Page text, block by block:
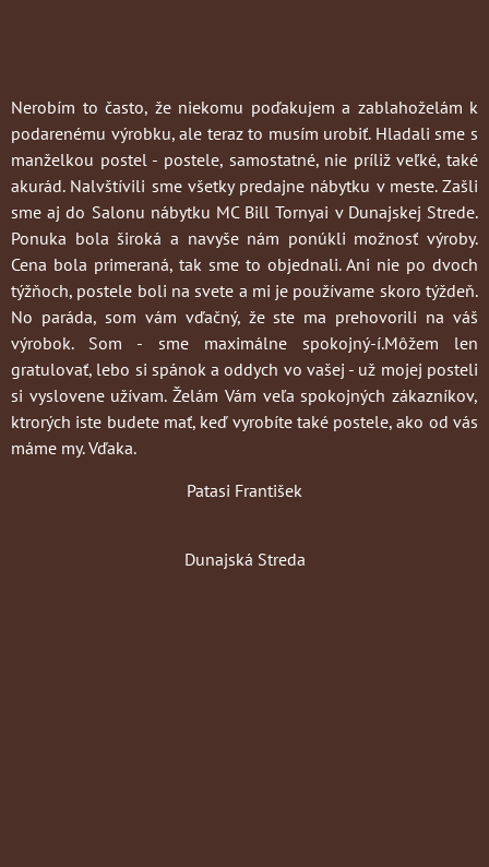
Nerobím to často, že niekomu poďakujem a zablahoželám k
podarenému výrobku, ale teraz to musím urobiť. Hladali sme s
manželkou postel - postele, samostatné, nie príliž veľké, také
akurád. Nalvštívili sme všetky predajne nábytku v meste. Zašli
sme aj do Salonu nábytku MC Bill Tornyai v Dunajskej Strede.
Ponuka bola široká a navyše nám ponúkli možnosť výroby.
Cena bola primeraná, tak sme to objednali. Ani nie po dvoch
týžňoch, postele boli na svete a mi je používame skoro týždeň.
No paráda, som vám vďačný, že ste ma prehovorili na váš
výrobok. Som - sme maximálne spokojný-í.Môžem len
gratulovať, lebo si spánok a oddych vo vašej - už mojej posteli
si vyslovene užívam. Želám Vám veľa spokojných zákazníkov,
ktrorých iste budete mať, keď vyrobíte také postele, ako od vás
máme my. Vďaka.
Patasi František
Dunajská Streda